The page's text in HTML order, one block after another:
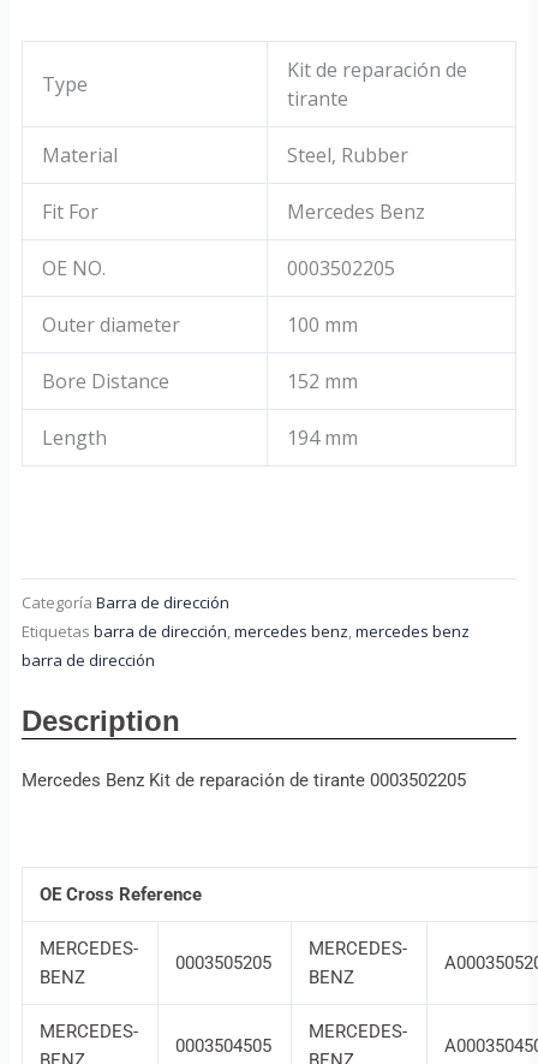
Type
Kit de reparación de
tirante
Material Steel, Rubber
Fit For Mercedes Benz
OE NO. 0003502205
Outer diameter 100 mm
Bore Distance 152 mm
Length 194 mm
Categoría Barra de dirección
Etiquetas barra de dirección,mercedes benz,mercedes benz
barra de dirección
Description
Mercedes Benz Kit de reparación de tirante 0003502205
OE Cross Reference
MERCEDES-
BENZ
0003505205
MERCEDES-
BENZ
MERCEDES-
0003504505
MERCEDES-